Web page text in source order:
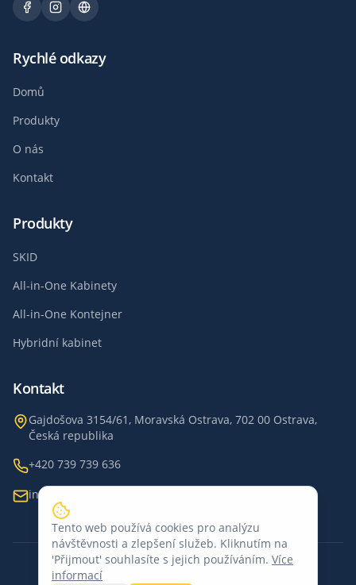
Rychlé odkazy
Domů
Produkty
O nás
Kontakt
Produkty
SKID
All-in-One Kabinety
All-in-One Kontejner
Hybridní kabinet
Kontakt
Gajdošova 3154/61, Moravská Ostrava, 702 00 Ostrava,
Česká republika
+420 739 739 636
info@eurobess.cz
©2026 EUROBESS
Tento web používá cookies pro analýzu
návštěvnosti a zlepšení služeb. Kliknutím na
'Přijmout' souhlasíte s jejich používáním. Více
informací